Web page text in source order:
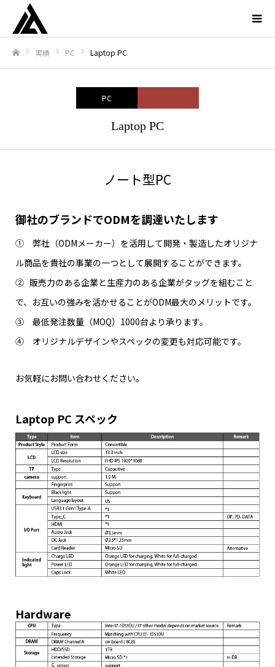
実績 PC Laptop PC
PC
Laptop PC
ノート型PC
御社のブランドでODMを調達いたします
① 弊社（ODMメーカー）を活用して開発・製造したオリジナ
ル商品を貴社の事業の一つとして展開することができます。
② 販売力のある企業と生産力のある企業がタッグを組むこと
で、お互いの強みを活かせることがODM最大のメリットです。
③ 最低発注数量（MOQ）1000台より承ります。
④ オリジナルデザインやスペックの変更も対応可能です。
お気軽にお問い合わせください。
Laptop PC スペック
Hardware